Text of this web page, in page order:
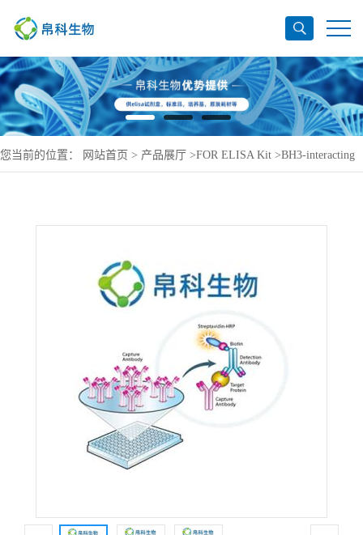
您当前的位置： 网站首页 > 产品展厅 >FOR ELISA Kit >BH3-interacting